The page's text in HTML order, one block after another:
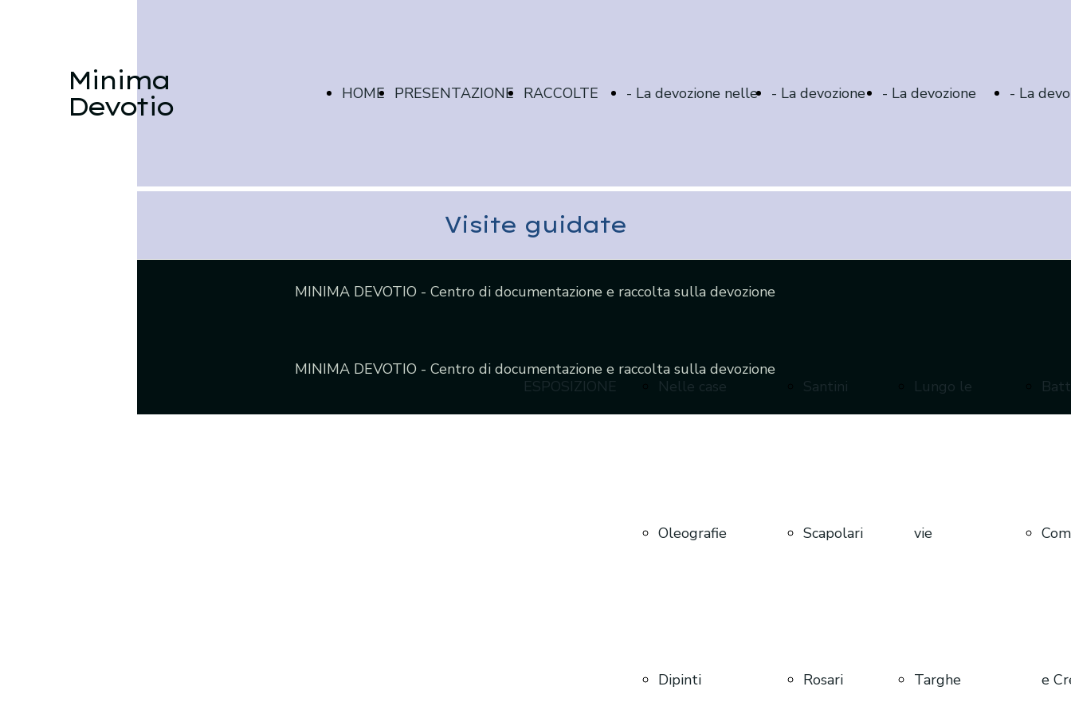
HOME PRESENTAZIONE RACCOLTE
ED
ESPOSIZIONE
- La devozione nelle
Nelle case
Oleografie
Dipinti
- La devozione
Santini
Scapolari
Rosari
- La devozione
Lungo le
vie
Targhe
- La
e
MINIMA DEVOTIO - Centro di documentazione e raccolta sulla devozione
Minima
Devotio
Visite guidate
MINIMA DEVOTIO - Centro di documentazione e raccolta sulla devozione